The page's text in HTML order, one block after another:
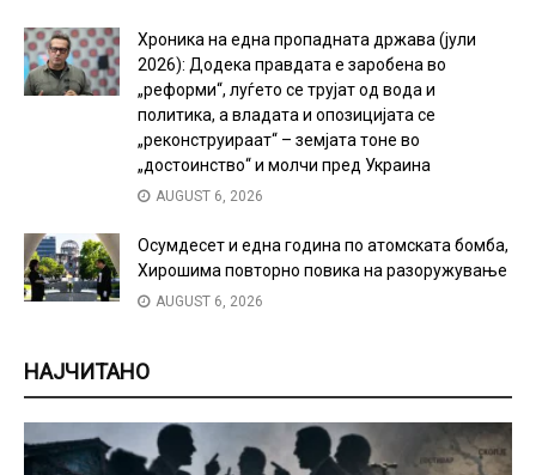
Хроника на една пропадната држава (јули
2026): Додека правдата е заробена во
„реформи“, луѓето се трујат од вода и
политика, а владата и опозицијата се
„реконструираат“ – земјата тоне во
„достоинство“ и молчи пред Украина
AUGUST 6, 2026
Осумдесет и една година по атомската бомба,
Хирошима повторно повика на разоружување
AUGUST 6, 2026
НАЈЧИТАНО